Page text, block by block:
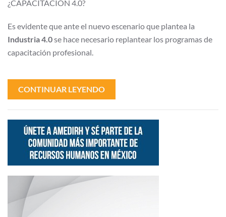
(Parte
¿CAPACITACIÓN 4.0?
Es evidente que ante el nuevo escenario que plantea la
Industria 4.0se hace necesario replantear los programas de
capacitación profesional.
CONTINUAR LEYENDO